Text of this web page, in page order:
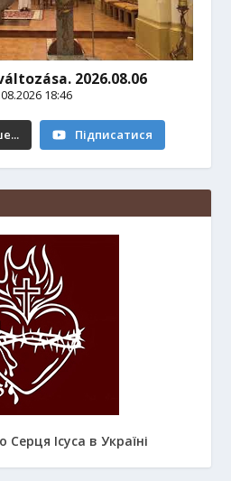
2026.08.06
18:46
Підписатися
Серця Ісуса в Україні